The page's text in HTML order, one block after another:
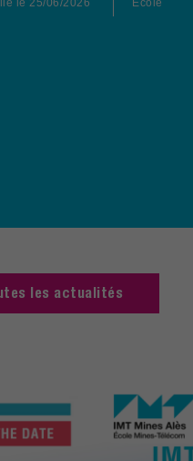
le 25/06/2026 Ecole
les actualités